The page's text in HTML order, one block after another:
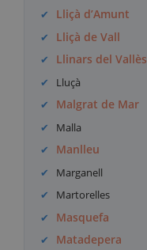
Lliçà d’Amunt
Lliçà de Vall
Llinars del Vallès
Lluçà
Malgrat de Mar
Malla
Manlleu
Marganell
Martorelles
Masquefa
Matadepera